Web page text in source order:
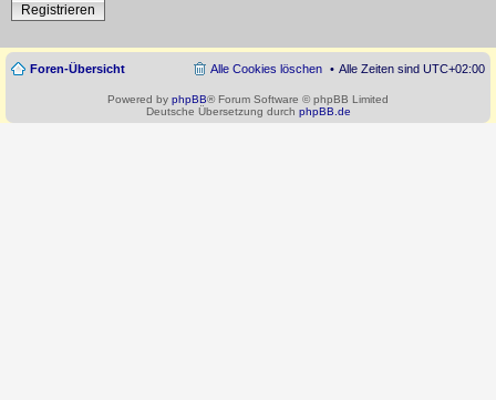
Registrieren
Foren-Übersicht Alle Zeiten sind UTC+02:00
Alle Cookies löschen
Powered by phpBB® Forum Software © phpBB Limited
Deutsche Übersetzung durch phpBB.de